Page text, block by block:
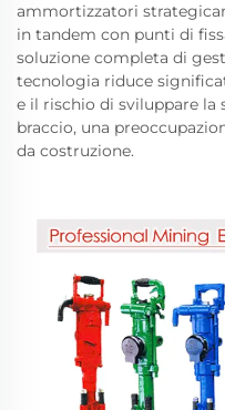
ammortizzatori
in tandem con punti di
soluzione completa di
tecnologia riduce
e il rischio di sviluppare la
braccio, una
da costruzione.